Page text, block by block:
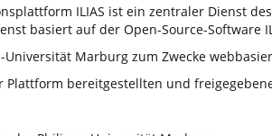
ILIAS ist ein zentraler Dienst des
basiert auf der Open-Source-Software
Marburg zum Zwecke
bereitgestellten und